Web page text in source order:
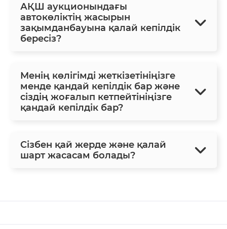
АҚШ аукционындағы
автокөліктің жасырын
зақымданбауына қалай кепілдік
бересіз?
Менің көлігімді жеткізетініңізге
менде қандай кепілдік бар және
сіздің жоғалып кетпейтініңізге
қандай кепілдік бар?
Сізбен қай жерде және қалай
шарт жасасам болады?